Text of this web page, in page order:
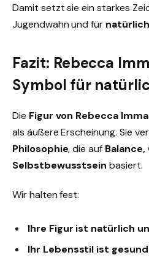
Damit setzt sie ein starkes
Jugendwahn und für
Fazit: Rebecca
Symbol für
Die Figur von Rebecca
als äußere Erscheinung. Sie
Philosophie, die auf
Selbstbewusstsein basiert.
Wir halten fest:
Ihre Figur ist natürlich
Ihr Lebensstil ist